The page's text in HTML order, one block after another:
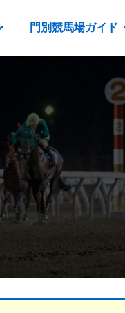
ダウンロード
レンダー
走体系図
オンシリーズ競走
売情報(PDF)
電話・インターネット投票
場外発売所
実況・テレホンサービス
発売・払戻
門別競馬場ガイド
スカン
カフェ